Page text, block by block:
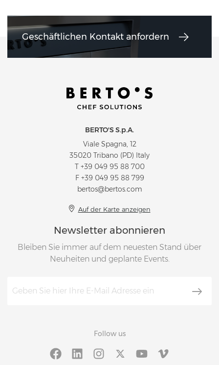
Geschäftlichen Kontakt anfordern
BERTO'S S.p.A.
Viale Spagna, 12
35020 Tribano (PD) Italy
T +39 049 95 88 700
F +39 049 95 88 799
bertos@bertos.com
Auf der Karte anzeigen
Newsletter abonnieren
Bleiben Sie immer auf dem neuesten Stand über
Neuheiten und geplante Events.
Follow us